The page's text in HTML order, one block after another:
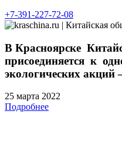
+7-391-227-72-08
В Красноярске
присоединяется к
экологических
25 марта 2022
Подробнее